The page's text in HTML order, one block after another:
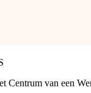
Centrum van een